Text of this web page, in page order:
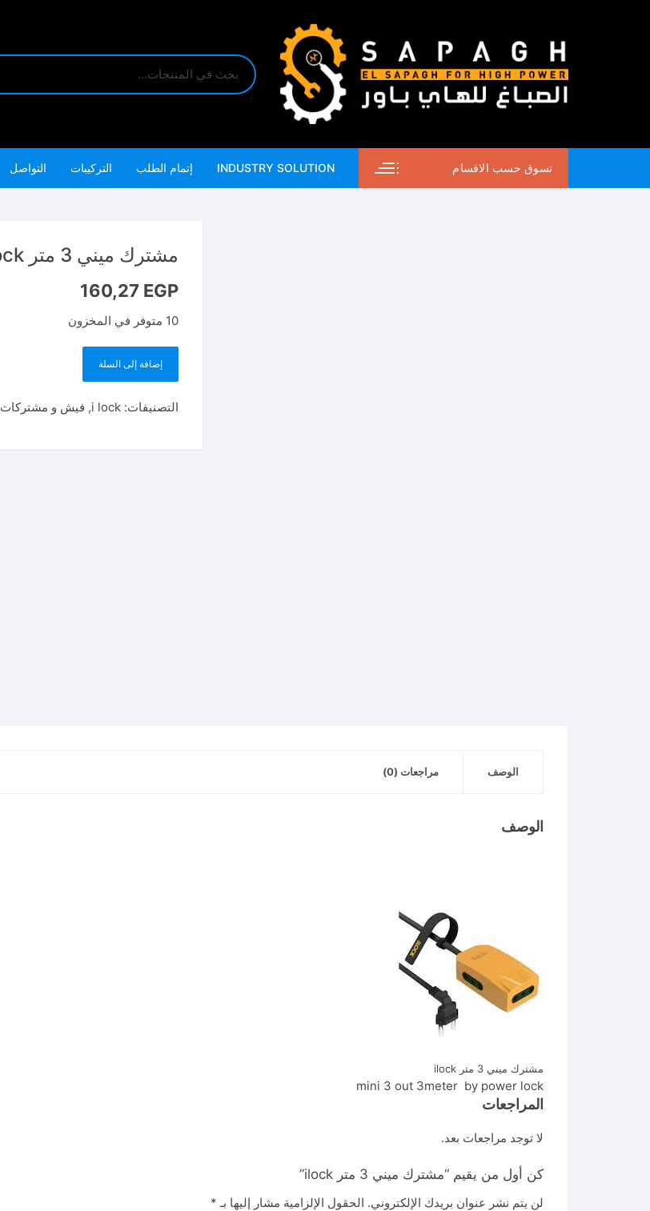
تسوق حسب الاقسام INDUSTRY SOLUTION إتمام الطلب التركيبات التواصل
مشترك ميني 3 متر ilock
160,27 EGP
10 متوفر في المخزون
إضافة إلى السلة
التصنيفات: i lock
, فيش و مشتركات
الوصف مراجعات (0)
الوصف
مشترك ميني 3 متر ilock
mini 3 out 3meter by power lock
المراجعات
لا توجد مراجعات بعد.
كن أول من يقيم “مشترك ميني 3 متر ilock”
لن يتم نشر عنوان بريدك الإلكتروني. الحقول الإلزامية مشار إليها بـ *